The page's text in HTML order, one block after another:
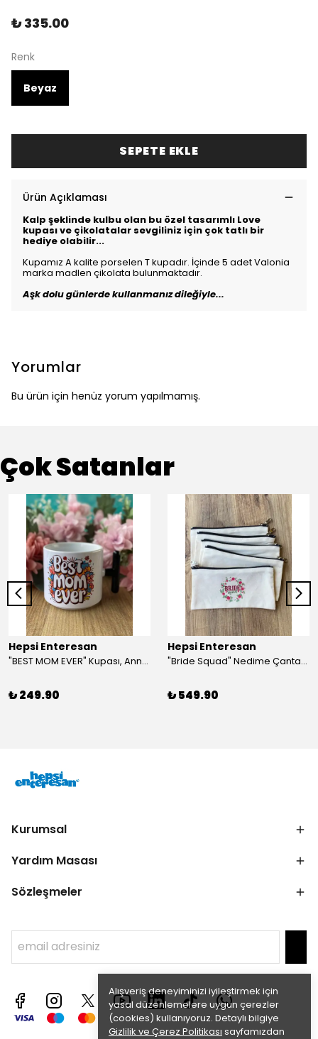
Alışveriş deneyiminizi iyileştirmek için
yasal düzenlemelere uygun çerezler
(cookies) kullanıyoruz. Detaylı bilgiye
Gizlilik ve Çerez Politikası sayfamızdan
₺ 335.00
Renk
Beyaz
SEPETE EKLE
Ürün Açıklaması
Kalp şeklinde kulbu olan bu özel tasarımlı Love
kupası ve çikolatalar sevgiliniz için çok tatlı bir
hediye olabilir...
Kupamız A kalite porselen T kupadır. İçinde 5 adet Valonia
marka madlen çikolata bulunmaktadır.
Aşk dolu günlerde kullanmanız dileğiyle...
Yorumlar
Bu ürün için henüz yorum yapılmamış.
Çok Satanlar
Hepsi Enteresan
"BEST MOM EVER" Kupası, Anneye Hediye, Anneler Günü, Porselen T Kupa
₺ 249.90
Hepsi Enteresan
"Bride Squad" Nedime Çantası, Kına Hediyesi, Düğün Hediyesi (5 adet)
₺ 549.90
Kurumsal
Yardım Masası
Sözleşmeler